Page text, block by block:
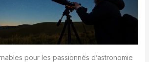
pour les passionnés d’astronomie